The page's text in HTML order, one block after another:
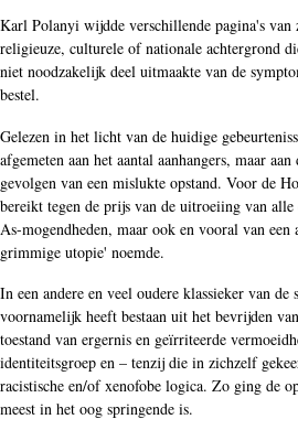
Karl Polanyi wijdde verschillende pagina's
religieuze, culturele of nationale achtergrond
niet noodzakelijk deel uitmaakte van de
bestel.
Gelezen in het licht van de huidige
afgemeten aan het aantal aanhangers, maar
gevolgen van een mislukte opstand. Voor de
bereikt tegen de prijs van de uitroeiing van
As-mogendheden, maar ook en vooral van
grimmige utopie' noemde.
In een andere en veel oudere klassieker van
voornamelijk heeft bestaan uit het bevrijden
toestand van ergernis en geïrriteerde
identiteitsgroep en – tenzij die in zichzelf
racistische en/of xenofobe logica. Zo ging de
meest in het oog springende is.